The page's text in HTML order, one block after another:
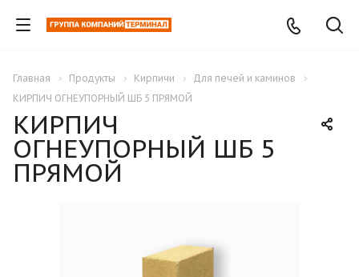
Главная Продукты Кирпичи
Для печей и каминов
КИРПИЧ ОГНЕУПОРНЫЙ ШБ 5 ПРЯМОЙ
КИРПИЧ
ОГНЕУПОРНЫЙ ШБ 5
ПРЯМОЙ